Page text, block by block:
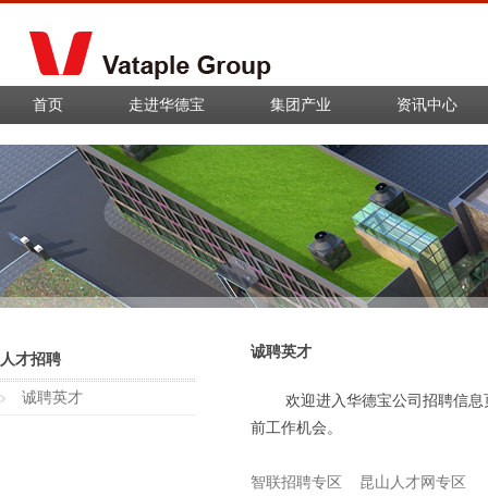
首页 走进华德宝 集团产业 资讯中心
人才招聘
诚聘英才
诚聘英才
欢迎进入华德宝公司招聘信
前工作机会。
智联招聘专区 昆山人才网专区